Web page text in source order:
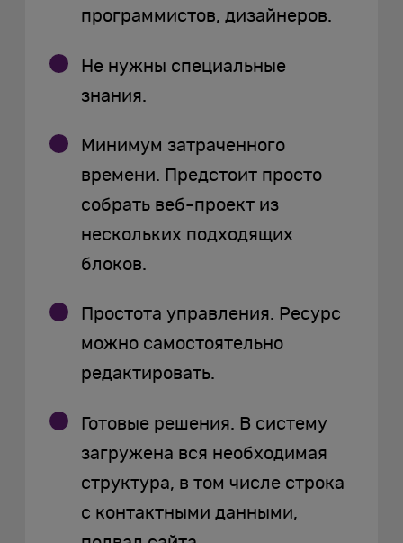
программистов, дизайнеров.
Не нужны специальные
знания.
Минимум затраченного
времени. Предстоит просто
собрать веб-проект из
нескольких подходящих
блоков.
Простота управления. Ресурс
можно самостоятельно
редактировать.
Готовые решения. В систему
загружена вся необходимая
структура, в том числе строка
с контактными данными,